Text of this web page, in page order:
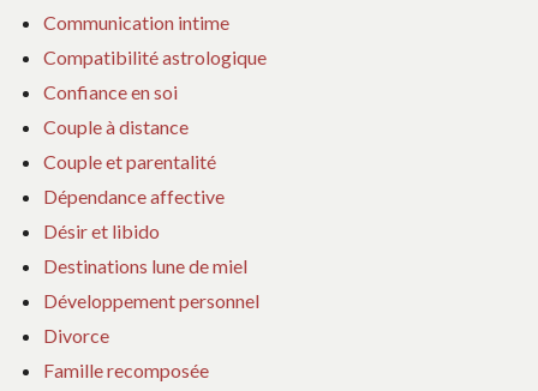
Communication intime
Compatibilité astrologique
Confiance en soi
Couple à distance
Couple et parentalité
Dépendance affective
Désir et libido
Destinations lune de miel
Développement personnel
Divorce
Famille recomposée